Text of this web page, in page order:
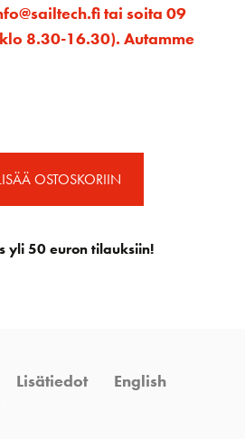
tai soita 09
8.30-16.30). Autamme
OSTOSKORIIN
yli 50 euron tilauksiin!
Lisätiedot English